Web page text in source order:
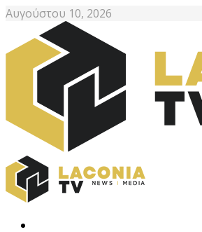
Αυγούστου 10, 2026